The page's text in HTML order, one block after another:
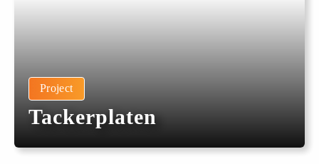
Project
Tackerplaten